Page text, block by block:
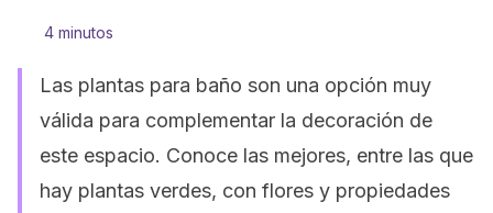
4 minutos
Las plantas para baño son una opción muy
válida para complementar la decoración de
este espacio. Conoce las mejores, entre las que
hay plantas verdes, con flores y propiedades